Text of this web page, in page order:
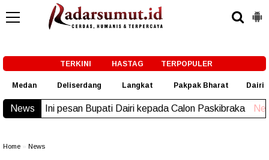
TERKINI HASTAG TERPOPULER
Medan Deliserdang Langkat Pakpak Bharat Dairi
NewsIni pesan Bupati Dairi kepada Calon Paskibraka New!
Home News